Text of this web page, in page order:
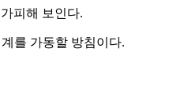
피해 보인다.
를 가동할 방침이다.